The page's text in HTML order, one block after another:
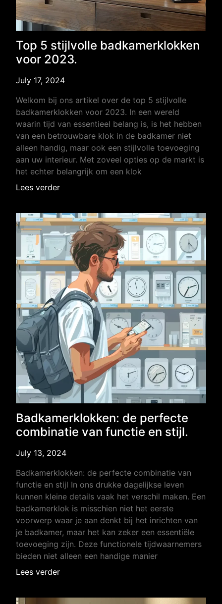
Top 5 stijlvolle badkamerklokken
voor 2023.
July 17, 2024
Welkom bij ons artikel over de top 5 stijlvolle
badkamerklokken voor 2023. In een wereld
waarin tijd van essentieel belang is, is het hebben
van een betrouwbare klok in de badkamer niet
alleen handig, maar ook een stijlvolle toevoeging
aan uw interieur. Met zoveel opties op de markt is
het echter belangrijk om een klok
Lees verder
Badkamerklokken: de perfecte
combinatie van functie en stijl.
July 13, 2024
Badkamerklokken: de perfecte combinatie van
functie en stijl In ons drukke dagelijkse leven
kunnen kleine details vaak het verschil maken. Een
badkamerklok is misschien niet het eerste
voorwerp waar je aan denkt bij het inrichten van
je badkamer, maar het kan zeker een essentiële
toevoeging zijn. Deze functionele tijdwaarnemers
bieden niet alleen een handige manier
Lees verder